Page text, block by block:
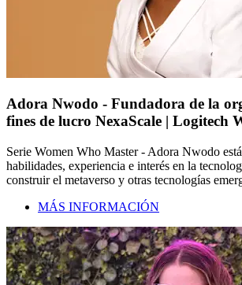
Adora Nwodo - Fundadora de la
fines de lucro NexaScale | Logitech
Serie Women Who Master - Adora Nwodo
habilidades, experiencia e interés en la
construir el metaverso y otras tecnologías
MÁS INFORMACIÓN